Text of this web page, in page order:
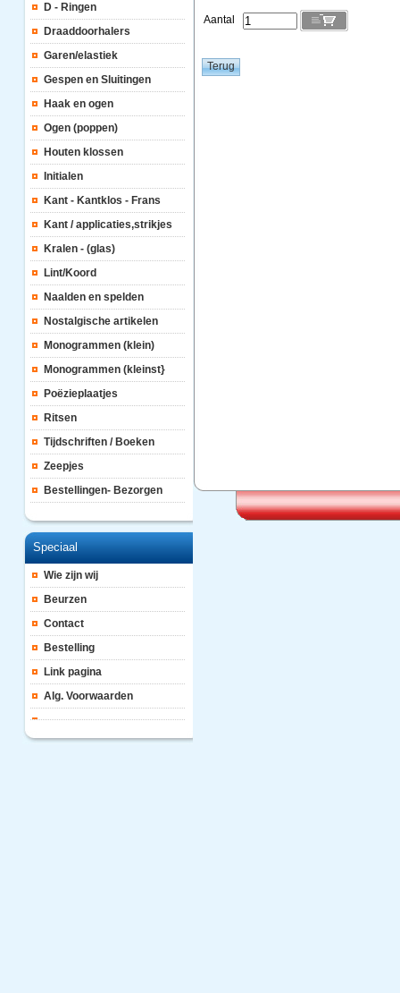
D - Ringen
Draaddoorhalers
Garen/elastiek
Gespen en Sluitingen
Haak en ogen
Ogen (poppen)
Houten klossen
Initialen
Kant - Kantklos - Frans
Kant / applicaties,strikjes
Kralen - (glas)
Lint/Koord
Naalden en spelden
Nostalgische artikelen
Monogrammen (klein)
Monogrammen (kleinst}
Poëzieplaatjes
Ritsen
Tijdschriften / Boeken
Zeepjes
Bestellingen- Bezorgen
Speciaal
Wie zijn wij
Beurzen
Contact
Bestelling
Link pagina
Alg. Voorwaarden
Aantal